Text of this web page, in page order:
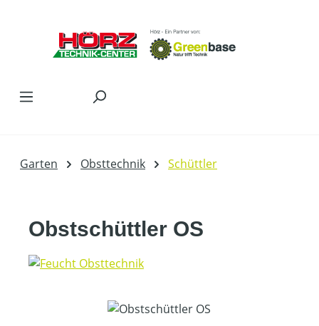
Garten Obsttechnik Schüttler
Obstschüttler OS
Bildergalerie überspringen